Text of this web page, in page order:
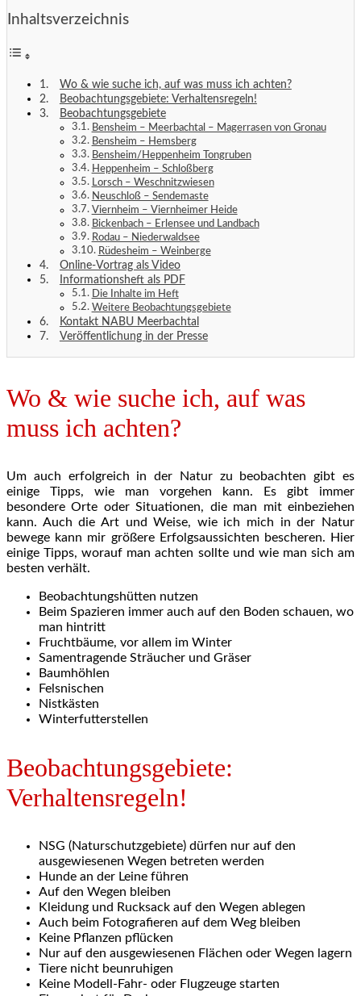
Inhaltsverzeichnis
Wo & wie suche ich, auf was muss ich achten?
Beobachtungsgebiete: Verhaltensregeln!
Beobachtungsgebiete
Bensheim – Meerbachtal – Magerrasen von Gronau
Bensheim – Hemsberg
Bensheim/Heppenheim Tongruben
Heppenheim – Schloßberg
Lorsch – Weschnitzwiesen
Neuschloß – Sendemaste
Viernheim – Viernheimer Heide
Bickenbach – Erlensee und Landbach
Rodau – Niederwaldsee
Rüdesheim – Weinberge
Online-Vortrag als Video
Informationsheft als PDF
Die Inhalte im Heft
Weitere Beobachtungsgebiete
Kontakt NABU Meerbachtal
Veröffentlichung in der Presse
Wo & wie suche ich, auf was
muss ich achten?
Um auch erfolgreich in der Natur zu beobachten gibt es
einige Tipps, wie man vorgehen kann. Es gibt immer
besondere Orte oder Situationen, die man mit einbeziehen
kann. Auch die Art und Weise, wie ich mich in der Natur
bewege kann mir größere Erfolgsaussichten bescheren. Hier
einige Tipps, worauf man achten sollte und wie man sich am
besten verhält.
Beobachtungshütten nutzen
Beim Spazieren immer auch auf den Boden schauen, wo
man hintritt
Fruchtbäume, vor allem im Winter
Samentragende Sträucher und Gräser
Baumhöhlen
Felsnischen
Nistkästen
Winterfutterstellen
Beobachtungsgebiete:
Verhaltensregeln!
NSG (Naturschutzgebiete) dürfen nur auf den
ausgewiesenen Wegen betreten werden
Hunde an der Leine führen
Auf den Wegen bleiben
Kleidung und Rucksack auf den Wegen ablegen
Auch beim Fotografieren auf dem Weg bleiben
Keine Pflanzen pflücken
Nur auf den ausgewiesenen Flächen oder Wegen lagern
Tiere nicht beunruhigen
Keine Modell-Fahr- oder Flugzeuge starten